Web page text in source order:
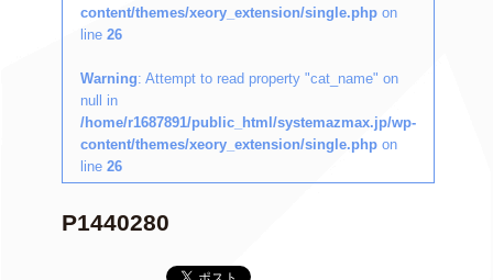
content/themes/xeory_extension/single.php on
line 26
Warning: Attempt to read property "cat_name" on
null in
/home/r1687891/public_html/systemazmax.jp/wp-
content/themes/xeory_extension/single.php on
line 26
P1440280